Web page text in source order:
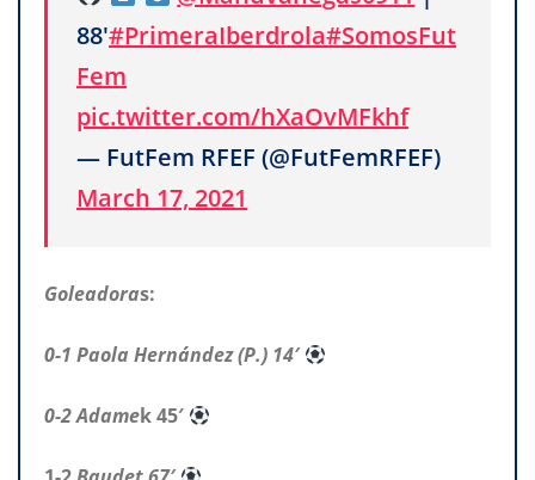
88'#PrimeraIberdrola#SomosFut
Fem
pic.twitter.com/hXaOvMFkhf
— FutFem RFEF (@FutFemRFEF)
March 17, 2021
Goleadoras:
0-1 Paola Hernández (P.) 14′
0-2 Adamek 45′